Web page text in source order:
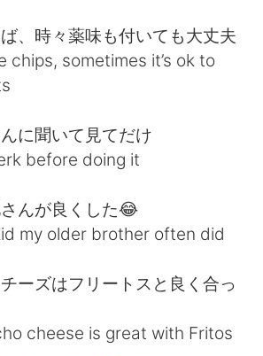
、時々薬味も付いても大丈夫
chips, sometimes it’s ok to
に聞いて見てだけ
before doing it
んが良くした😂
my older brother often did
ーズはフリートスと良く合っ
cheese is great with Fritos